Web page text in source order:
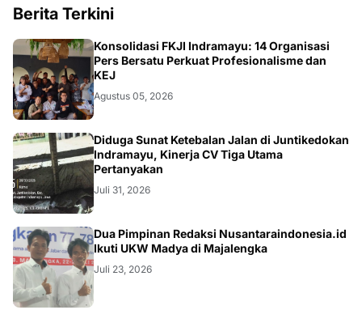
Berita Terkini
Konsolidasi FKJI Indramayu: 14 Organisasi
Pers Bersatu Perkuat Profesionalisme dan
KEJ
Agustus 05, 2026
KRIMINAL
Diduga Sunat Ketebalan Jalan di Juntikedokan
Indramayu, Kinerja CV Tiga Utama
Pertanyakan
Juli 31, 2026
Dua Pimpinan Redaksi Nusantaraindonesia.id
Ikuti UKW Madya di Majalengka
Juli 23, 2026